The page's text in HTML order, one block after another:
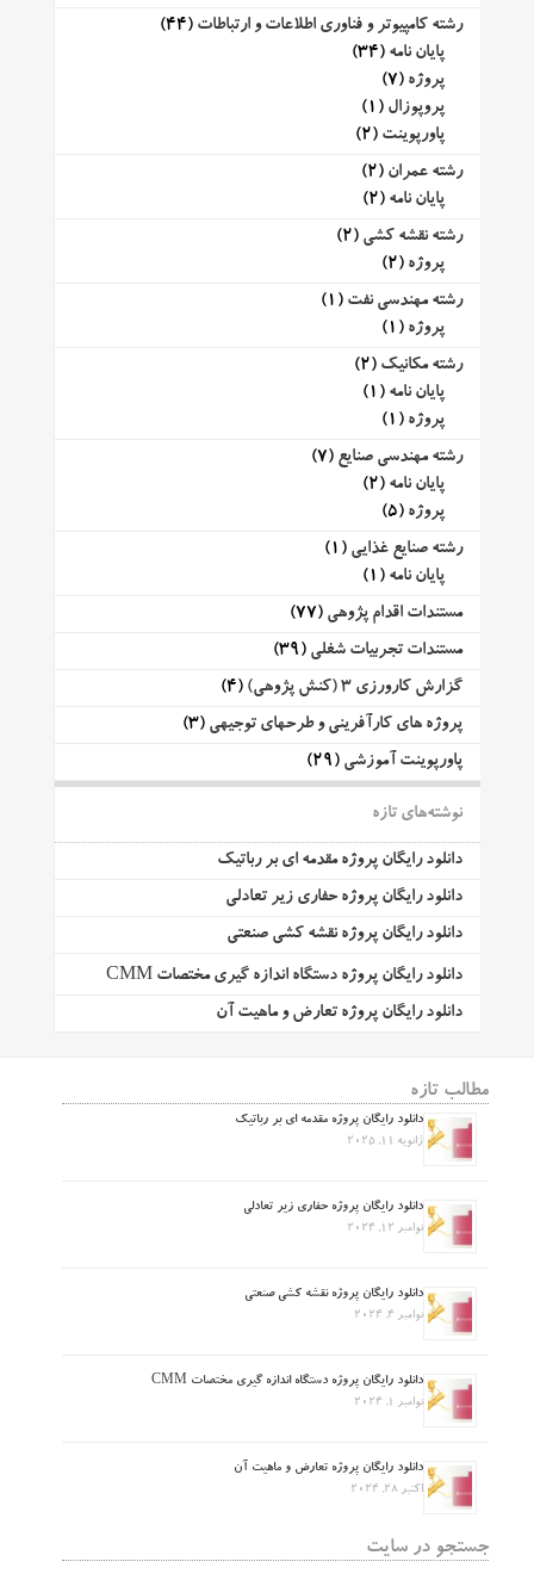
رشته کامپیوتر و فناوری اطلاعات و ارتباطات (44)
پایان نامه (34)
پروژه (7)
پروپوزال (1)
پاورپوینت (2)
رشته عمران (2)
پایان نامه (2)
رشته نقشه کشی (2)
پروژه (2)
رشته مهندسی نفت (1)
پروژه (1)
رشته مکانیک (2)
پایان نامه (1)
پروژه (1)
رشته مهندسی صنایع (7)
پایان نامه (2)
پروژه (5)
رشته صنایع غذایی (1)
پایان نامه (1)
مستندات اقدام پژوهی (77)
مستندات تجربیات شغلی (39)
گزارش کارورزی 3 (کنش پژوهی)
(4)
پروژه های کارآفرینی و طرحهای توجیهی (3)
پاورپوینت آموزشی (29)
نوشته‌های تازه
دانلود رایگان پروژه مقدمه ای بر رباتیک
دانلود رایگان پروژه حفاری زیر تعادلی
دانلود رایگان پروژه نقشه کشی صنعتی
دانلود رایگان پروژه دستگاه اندازه گیری مختصات CMM
دانلود رایگان پروژه تعارض و ماهیت آن
مطالب تازه
دانلود رایگان پروژه مقدمه ای بر رباتیک
ژانویه 11, 2025
دانلود رایگان پروژه حفاری زیر تعادلی
نوامبر 12, 2024
دانلود رایگان پروژه نقشه کشی صنعتی
نوامبر 4, 2024
دانلود رایگان پروژه دستگاه اندازه گیری مختصات CMM
نوامبر 1, 2024
دانلود رایگان پروژه تعارض و ماهیت آن
اکتبر 28, 2024
جستجو در سایت